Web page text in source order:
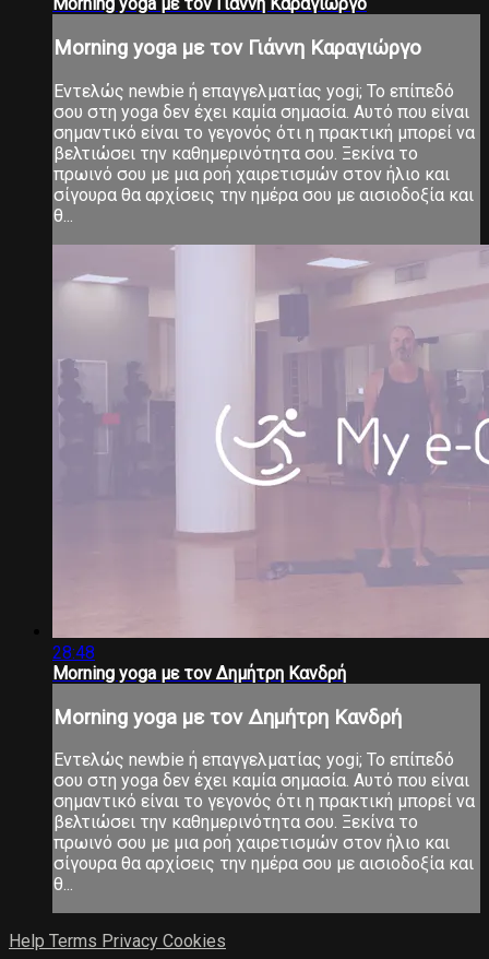
Morning yoga με τον Γιάννη Καραγιώργο
Morning yoga με τον Γιάννη Καραγιώργο
Εντελώς newbie ή επαγγελματίας yogi; Το επίπεδό
σου στη yoga δεν έχει καμία σημασία. Αυτό που είναι
σημαντικό είναι το γεγονός ότι η πρακτική μπορεί να
βελτιώσει την καθημερινότητα σου. Ξεκίνα το
πρωινό σου με μια ροή χαιρετισμών στον ήλιο και
σίγουρα θα αρχίσεις την ημέρα σου με αισιοδοξία και
θ...
28:48
Morning yoga με τον Δημήτρη Κανδρή
Morning yoga με τον Δημήτρη Κανδρή
Εντελώς newbie ή επαγγελματίας yogi; Το επίπεδό
σου στη yoga δεν έχει καμία σημασία. Αυτό που είναι
σημαντικό είναι το γεγονός ότι η πρακτική μπορεί να
βελτιώσει την καθημερινότητα σου. Ξεκίνα το
πρωινό σου με μια ροή χαιρετισμών στον ήλιο και
σίγουρα θα αρχίσεις την ημέρα σου με αισιοδοξία και
θ...
Help Terms Privacy Cookies